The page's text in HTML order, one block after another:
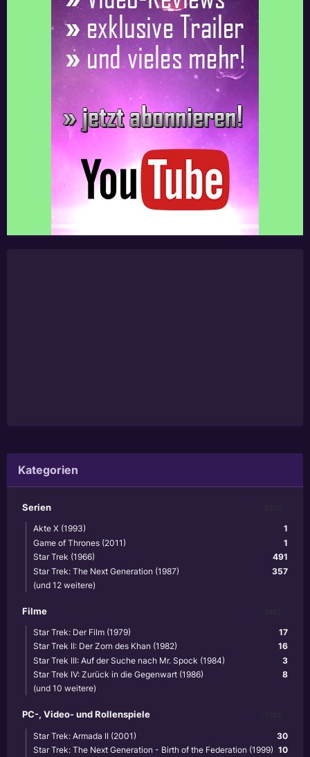
Kategorien
Serien
1
Akte X (1993)
1
Game of Thrones (2011)
491
Star Trek (1966)
357
Star Trek: The Next Generation (1987)
(und 12 weitere)
Filme
17
Star Trek: Der Film (1979)
16
Star Trek II: Der Zorn des Khan (1982)
3
Star Trek III: Auf der Suche nach Mr. Spock (1984)
8
Star Trek IV: Zurück in die Gegenwart (1986)
(und 10 weitere)
PC-, Video- und Rollenspiele
30
Star Trek: Armada II (2001)
10
Star Trek: The Next Generation - Birth of the Federation (1999)